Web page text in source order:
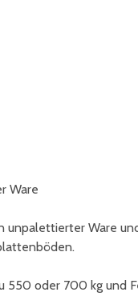
Ware
unpalettierter Ware
550 oder 700 kg und